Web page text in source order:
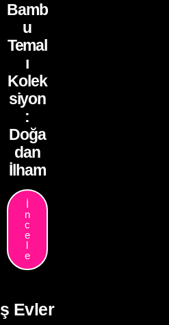
Bamb
u
Temal
ı
Kolek
siyon
:
Doğa
dan
İlham
İ
n
c
e
l
e
Evler